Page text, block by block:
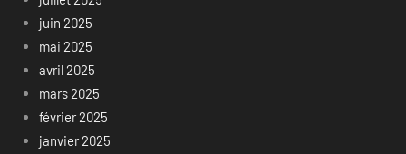
juin 2025
mai 2025
avril 2025
mars 2025
février 2025
janvier 2025